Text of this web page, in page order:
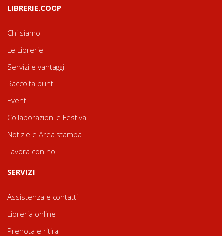
LIBRERIE.COOP
Chi siamo
Le Librerie
Servizi e vantaggi
Raccolta punti
Eventi
Collaborazioni e Festival
Notizie e Area stampa
Lavora con noi
SERVIZI
Assistenza e contatti
Libreria online
Prenota e ritira